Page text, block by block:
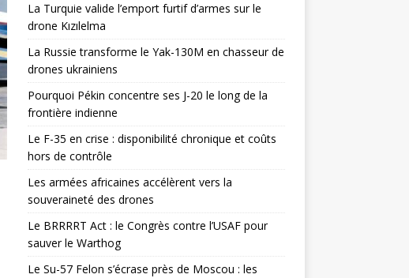
La Turquie valide l’emport furtif d’armes sur le
drone Kızılelma
La Russie transforme le Yak-130M en chasseur de
drones ukrainiens
Pourquoi Pékin concentre ses J-20 le long de la
frontière indienne
Le F-35 en crise : disponibilité chronique et coûts
hors de contrôle
Les armées africaines accélèrent vers la
souveraineté des drones
Le BRRRRT Act : le Congrès contre l’USAF pour
sauver le Warthog
Le Su-57 Felon s’écrase près de Moscou : les